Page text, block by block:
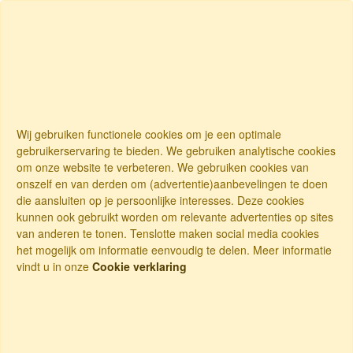
Wij gebruiken functionele cookies om je een optimale
gebruikerservaring te bieden. We gebruiken analytische cookies
om onze website te verbeteren. We gebruiken cookies van
onszelf en van derden om (advertentie)aanbevelingen te doen
die aansluiten op je persoonlijke interesses. Deze cookies
kunnen ook gebruikt worden om relevante advertenties op sites
van anderen te tonen. Tenslotte maken social media cookies
het mogelijk om informatie eenvoudig te delen. Meer informatie
vindt u in onze Cookie verklaring